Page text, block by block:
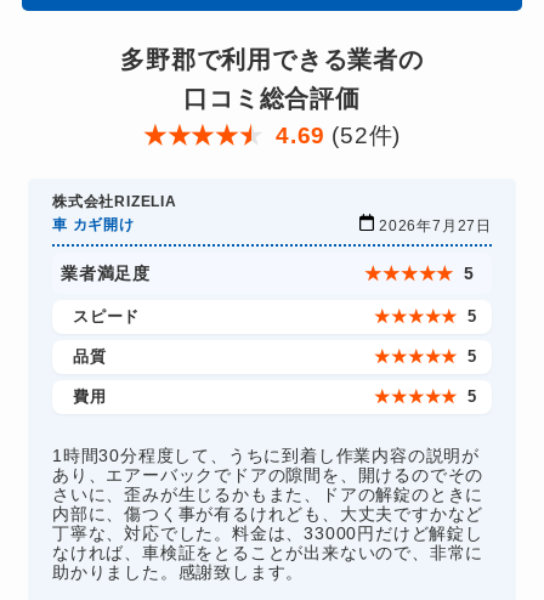
多野郡で利用できる業者の
口コミ総合評価
★★★★★ 4.69 (52件)
株式会社RIZELIA
車 カギ開け
2026年7月27日
業者満足度 ★★★★★ 5
スピード ★★★★★ 5
品質 ★★★★★ 5
費用 ★★★★★ 5
1時間30分程度して、うちに到着し作業内容の説明が
あり、エアーバックでドアの隙間を、開けるのでその
さいに、歪みが生じるかもまた、ドアの解錠のときに
内部に、傷つく事が有るけれども、大丈夫ですかなど
丁寧な、対応でした。料金は、33000円だけど解錠し
なければ、車検証をとることが出来ないので、非常に
助かりました。感謝致します。